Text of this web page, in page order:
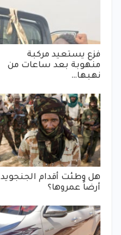
فزع يستعيد مركبة
منهوبة بعد ساعات من
نهبها…
هل وطئت أقدام الجنجويد
أرضاً عمروها؟